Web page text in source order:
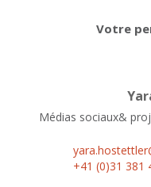
Votre
Médias sociaux&
+41 (0)31 381